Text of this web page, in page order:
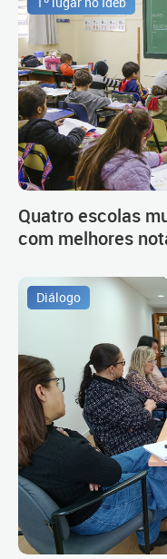
Quatro escolas
com melhores
Diálogo